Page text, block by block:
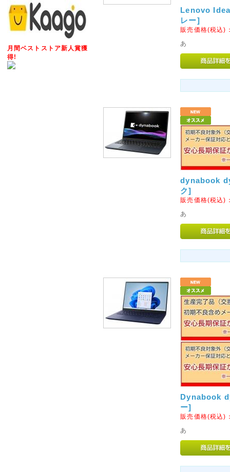
月間ベストストア新人賞獲
得!
※当店は2014年4月1日以降も「
価格表示を継続いたします!
◇Apple社製パソコンに対
ご要望いただいておりました
フォーアクシデント」の販売を
TV・iphone・iPadの3Gモデル
2014年04月11日
<重要>ソニーパーソナルコ
お願い
において、設計生産委託先か
合により、当該バッテリーパ
能性があることが判明いたしま
◇営業完全再開のお知らせ◇
このたびは弊社が委託してお
りお詫び申し上げます。
また、心配や励ましの言葉を
かげをもちまして、新規ウェ
せていただく運びとなりました
今後も変わらぬご愛顧のほど
◇モルファンブロックの取
ヨーロッパ・アメリカで数々
イギリスからやって来たモル
ん。はるかに創造的で楽しさ
優れた教育向けの組み立てブロ
MORPHUN JAPAN
の販売を実現いたしました。
Lenovo
レー]
販売価格(税込)
あ
dynabook
ク]
販売価格(税込)
あ
Dynabook
ー]
販売価格(税込)
あ